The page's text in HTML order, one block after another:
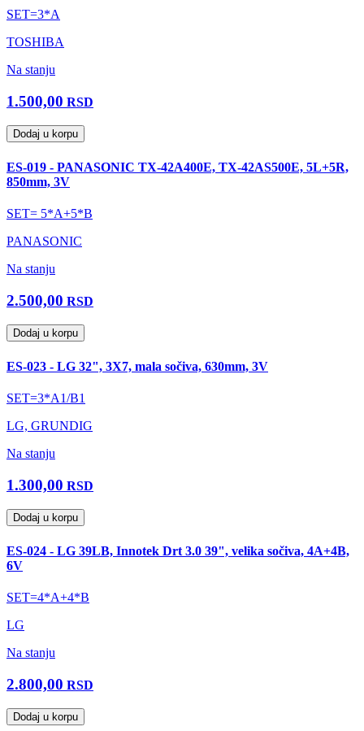
SET=3*A
TOSHIBA
Na stanju
1.500,00 RSD
Dodaj u korpu
ES-019 - PANASONIC TX-42A400E, TX-42AS500E, 5L+5R,
850mm, 3V
SET= 5*A+5*B
PANASONIC
Na stanju
2.500,00 RSD
Dodaj u korpu
ES-023 - LG 32", 3X7, mala sočiva, 630mm, 3V
SET=3*A1/B1
LG, GRUNDIG
Na stanju
1.300,00 RSD
Dodaj u korpu
ES-024 - LG 39LB, Innotek Drt 3.0 39", velika sočiva, 4A+4B,
6V
SET=4*A+4*B
LG
Na stanju
2.800,00 RSD
Dodaj u korpu